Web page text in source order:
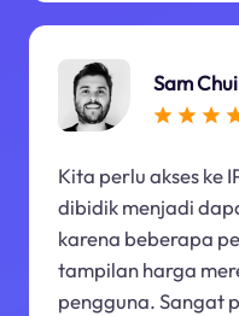
Sam Chui
Kita perlu akses ke
dibidik menjadi
karena beberapa
tampilan harga
pengguna. Sangat